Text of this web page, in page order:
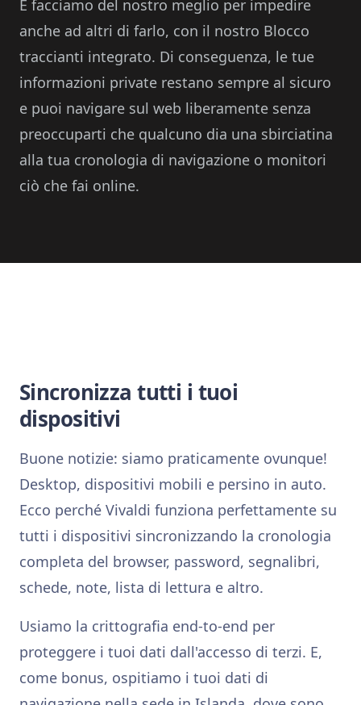
E facciamo del nostro meglio per impedire
anche ad altri di farlo, con il nostro Blocco
traccianti integrato. Di conseguenza, le tue
informazioni private restano sempre al sicuro
e puoi navigare sul web liberamente senza
preoccuparti che qualcuno dia una sbirciatina
alla tua cronologia di navigazione o monitori
ciò che fai online.
Sincronizza tutti i tuoi
dispositivi
Buone notizie: siamo praticamente ovunque!
Desktop, dispositivi mobili e persino in auto.
Ecco perché Vivaldi funziona perfettamente su
tutti i dispositivi sincronizzando la cronologia
completa del browser, password, segnalibri,
schede, note, lista di lettura e altro.
Usiamo la crittografia end-to-end per
proteggere i tuoi dati dall'accesso di terzi. E,
come bonus, ospitiamo i tuoi dati di